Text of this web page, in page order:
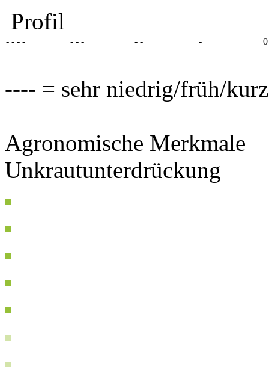
Profil
- - - - - - - - - - 0
---- = sehr niedrig/früh/
Agronomische Merkmale
Unkrautunterdrückung